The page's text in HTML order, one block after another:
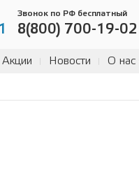
Звонок по РФ бесплатный
8(800) 700-19-02
Акции Новости О нас